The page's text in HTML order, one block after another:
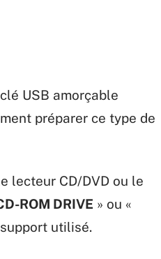
USB amorçable
préparer ce type de
lecteur CD/DVD ou le
ROM DRIVE » ou «
utilisé.